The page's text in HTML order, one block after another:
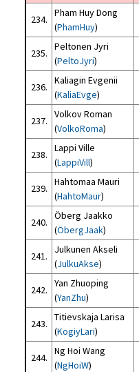
234.
Pham Huy Dong
(PhamHuy)
235.
Peltonen Jyri
(PeltoJyri)
236.
Kaliagin Evgenii
(KaliaEvge)
237.
Volkov Roman
(VolkoRoma)
238.
Lappi Ville
(LappiVill)
239.
Hahtomaa Mauri
(HahtoMaur)
240.
Öberg Jaakko
(ÖbergJaak)
241.
Julkunen Akseli
(JulkuAkse)
242.
Yan Zhuoping
(YanZhu)
243.
Titievskaja Larisa
(KogiyLari)
244.
Ng Hoi Wang
(NgHoiW)